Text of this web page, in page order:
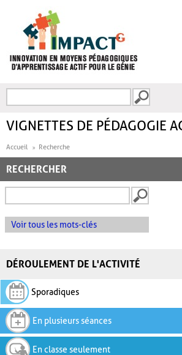
FORMULAIRE DE
VIGNETTES DE PÉDAGOGIE
Accueil Recherche
RECHERCHER
Voir tous les mots-clés
DÉROULEMENT DE L'ACTIVITÉ
Sporadiques
En plusieurs séances
En classe seulement